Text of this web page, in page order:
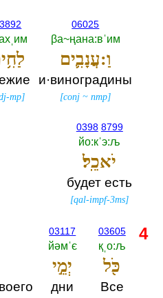
06025
βа~ңана:вˈим
וַ:עֲנָבִ֛ים
и·виноградины
[conj ~nmp]
mp]
0398 8799
йо:кˈэ:љ
יֹאכֵֽל׃
будет есть
[qal-impf-3ms]
03605
қˌо:љ
כֹּ֖ל
Все
03117
йәмˈє
יְמֵ֣י
дни
4